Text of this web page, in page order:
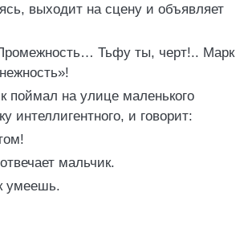
выходит на сцену и объявляет
Тьфу ты, черт!.. Марк
поймал на улице маленького
интеллигентного, и говорит:
мальчик.
умеешь.